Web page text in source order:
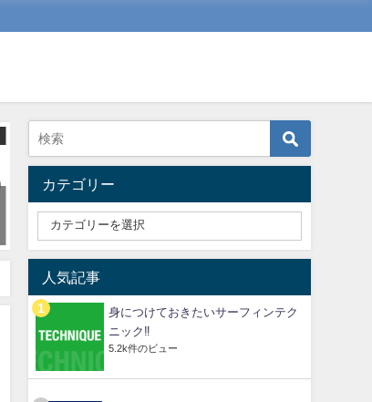
ープン選手権大会〜
SURFING出場者32名が決定
カテゴリー
人気記事
身につけておきたいサーフィンテク
ニック‼️
5.2k件のビュー